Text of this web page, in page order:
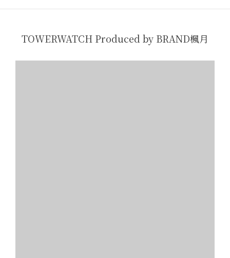
TOWERWATCH Produced by BRAND楓月